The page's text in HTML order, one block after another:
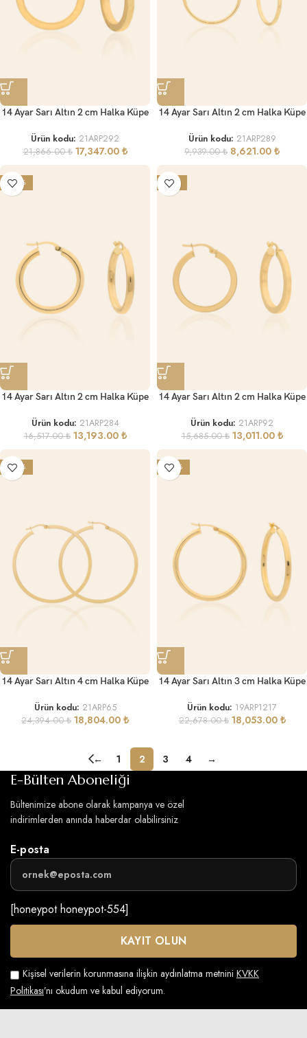
14 Ayar Sarı Altın 2 cm Halka Küpe
Ürün kodu: 21ARP292
21,866.00₺ 17,347.00 ₺
14 Ayar Sarı Altın 2 cm Halka Küpe
Ürün kodu: 21ARP289
9,939.00₺ 8,621.00 ₺
-20%
14 Ayar Sarı Altın 2 cm Halka Küpe
Ürün kodu: 21ARP284
16,517.00₺ 13,193.00 ₺
-17%
14 Ayar Sarı Altın 2 cm Halka Küpe
Ürün kodu: 21ARP92
15,685.00₺ 13,011.00 ₺
-23%
14 Ayar Sarı Altın 4 cm Halka Küpe
Ürün kodu: 21ARP65
24,394.00₺ 18,804.00 ₺
-20%
14 Ayar Sarı Altın 3 cm Halka Küpe
Ürün kodu: 19ARP1217
22,678.00₺ 18,053.00 ₺
← 1 2 3 4 →
E-Bülten Aboneliği
Bültenimize abone olarak kampanya ve özel
indirimlerden anında haberdar olabilirsiniz
E-posta
[honeypot honeypot-554]
Kişisel verilerin korunmasına ilişkin aydınlatma metnini KVKK
Politikası’nı okudum ve kabul ediyorum.